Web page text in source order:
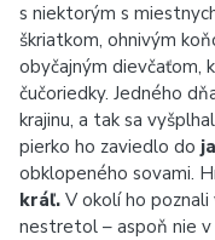
s niektorým s
škriatkom, ohnivým
obyčajným dievčaťom,
čučoriedky. Jedného
krajinu, a tak sa
pierko ho zaviedlo do
obklopeného sovami.
kráľ. V okolí ho
nestretol – aspoň nie